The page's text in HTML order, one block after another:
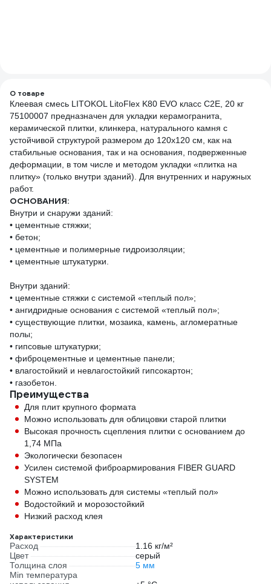
О товаре
Клеевая смесь LITOKOL LitoFlex K80 EVO класс C2E, 20 кг
75100007 предназначен для укладки керамогранита,
керамической плитки, клинкера, натурального камня с
устойчивой структурой размером до 120х120 см, как на
стабильные основания, так и на основания, подверженные
деформации, в том числе и методом укладки «плитка на
плитку» (только внутри зданий). Для внутренних и наружных
работ.
ОСНОВАНИЯ:
Внутри и снаружи зданий:
• цементные стяжки;
• бетон;
• цементные и полимерные гидроизоляции;
• цементные штукатурки.
Внутри зданий:
• цементные стяжки с системой «теплый пол»;
• ангидридные основания с системой «теплый пол»;
• существующие плитки, мозаика, камень, агломератные
полы;
• гипсовые штукатурки;
• фиброцементные и цементные панели;
• влагостойкий и невлагостойкий гипсокартон;
• газобетон.
Преимущества
Для плит крупного формата
Можно использовать для облицовки старой плитки
Высокая прочность сцепления плитки с основанием до
1,74 МПа
Экологически безопасен
Усилен системой фиброармирования FIBER GUARD
SYSTEM
Можно использовать для системы «теплый пол»
Водостойкий и морозостойкий
Низкий расход клея
Характеристики
Расход
1.16 кг/м²
Цвет
серый
Толщина слоя
5 мм
Min температура